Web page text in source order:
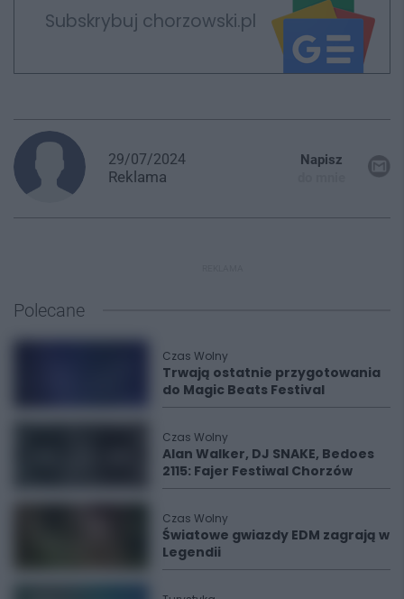
Subskrybuj chorzowski.pl
29/07/2024
Reklama
Napisz
Polecane
Czas Wolny
Trwają ostatnie przygotowania
do Magic Beats Festival
Czas Wolny
Alan Walker, DJ SNAKE, Bedoes
2115: Fajer Festiwal Chorzów
Czas Wolny
Światowe gwiazdy EDM zagrają w
Legendii